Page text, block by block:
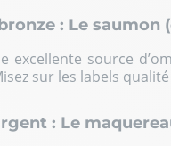
: Le saumon
excellente source
sur les labels
: Le